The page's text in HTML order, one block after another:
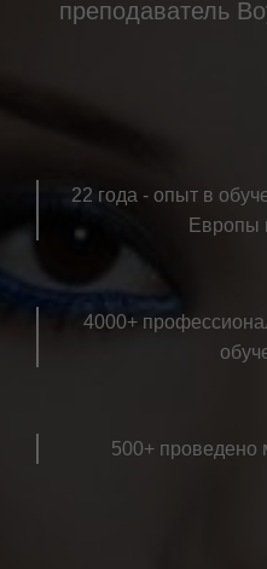
преподаватель
22 года - опыт в
4000+
500+ проведено